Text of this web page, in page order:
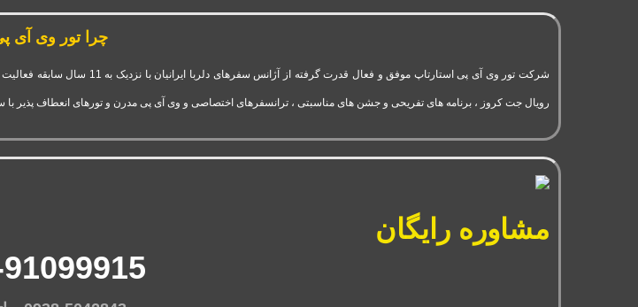
چرا تور وی آی
شرکت تور وی آی پی استارتاپ
رویال جت کروز ، برنامه های تفریحی و جشن های مناسبتی ، ترانسفرهای اختصاصی و وی آی پی مدرن و تورهای انعطاف پذیر
مشاوره رایگان